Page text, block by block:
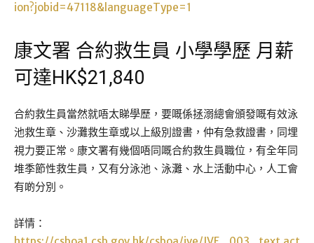
ion?jobid=47118&languageType=1
康文署 合約救生員 小學學歷 月薪
可達HK$21,840
合約救生員當然就唔太睇學歷，要嘅係拯溺總會頒發嘅有效泳
池救生章、沙灘救生章或以上級別證書，仲有急救證書，同埋
視力要正常。康文署有幾個唔同嘅合約救生員職位，有全年同
堆季節性救生員，又有分泳池、泳灘、水上活動中心，人工會
有啲分別。
詳情：